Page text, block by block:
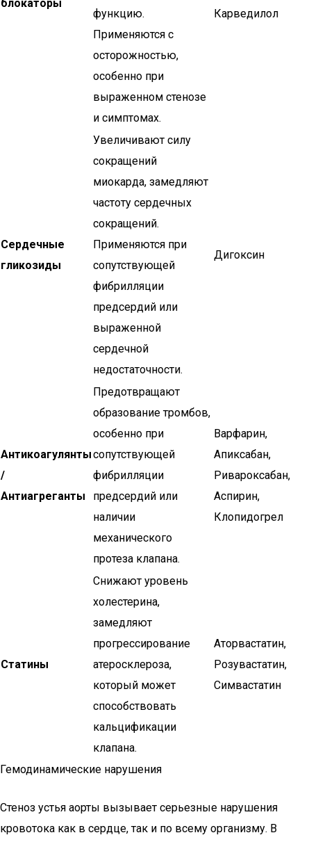
блокаторы
функцию.
Применяются с
осторожностью,
особенно при
выраженном стенозе
и симптомах.
Карведилол
Сердечные
гликозиды
Увеличивают силу
сокращений
миокарда, замедляют
частоту сердечных
сокращений.
Применяются при
сопутствующей
фибрилляции
предсердий или
выраженной
сердечной
недостаточности.
Дигоксин
Антикоагулянты
/
Антиагреганты
Предотвращают
образование тромбов,
особенно при
сопутствующей
фибрилляции
предсердий или
наличии
механического
протеза клапана.
Варфарин,
Апиксабан,
Ривароксабан,
Аспирин,
Клопидогрел
Статины
Снижают уровень
холестерина,
замедляют
прогрессирование
атеросклероза,
который может
способствовать
кальцификации
клапана.
Аторвастатин,
Розувастатин,
Симвастатин
Гемодинамические нарушения
Стеноз устья аорты вызывает серьезные нарушения
кровотока как в сердце, так и по всему организму. В